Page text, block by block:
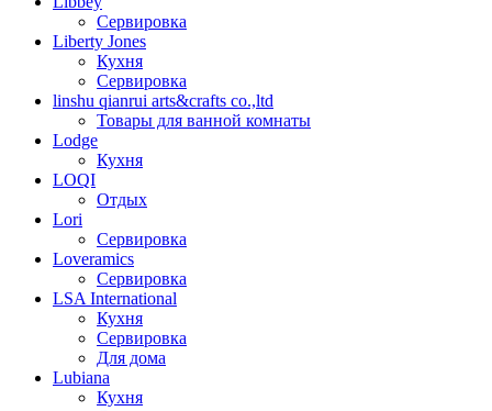
Сервировка
Liberty Jones
Кухня
Сервировка
linshu qianrui arts&crafts co.,ltd
Товары для ванной комнаты
Lodge
Кухня
LOQI
Отдых
Lori
Сервировка
Loveramics
Сервировка
LSA International
Кухня
Сервировка
Для дома
Lubiana
Кухня